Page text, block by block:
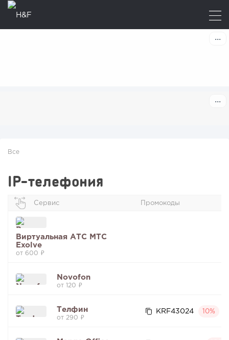
Все
IP-телефония
Сервис Промокоды
Виртуальная АТС МТС
Exolve
от 600 ₽
Novofon
от 120 ₽
Телфин
от 290 ₽
KRF43024 10%